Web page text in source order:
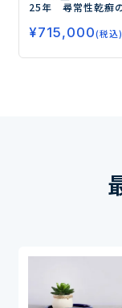
25年 尋常性乾癬
学的製剤の処方状況
評価、薬物治療の
今後の治療薬に対
¥715,000(税込)